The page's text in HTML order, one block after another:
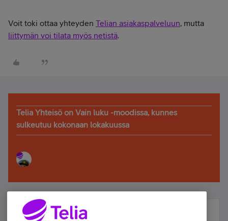
Voit toki ottaa yhteyden Telian asiakaspalveluun, mutta
liittymän voi tilata myös netistä.
Telia Yhteisö on Vain luku -moodissa, kunnes
sulkeutuu kokonaan lokakuussa
Älä jää paitsi – osallistu ja voita!